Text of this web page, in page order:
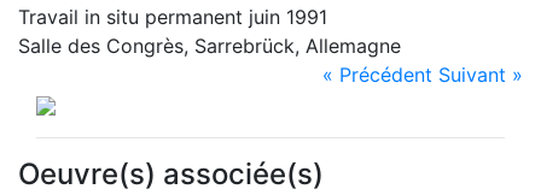
Travail in situ permanent juin 1991
Salle des Congrès, Sarrebrück, Allemagne
« Précédent Suivant »
Oeuvre(s) associée(s)